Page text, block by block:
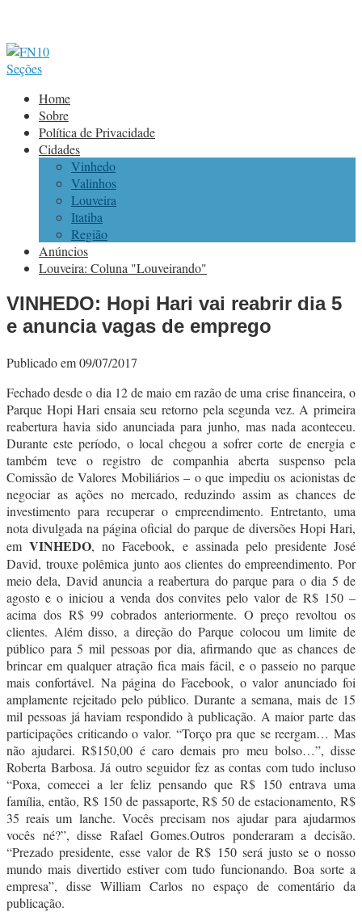
Seções
Home
Sobre
Política de Privacidade
Cidades
Vinhedo
Valinhos
Louveira
Itatiba
Região
Anúncios
Louveira: Coluna "Louveirando"
VINHEDO: Hopi Hari vai reabrir dia 5
e anuncia vagas de emprego
Publicado em 09/07/2017
Fechado desde o dia 12 de maio em razão de uma crise financeira, o
Parque Hopi Hari ensaia seu retorno pela segunda vez. A primeira
reabertura havia sido anunciada para junho, mas nada aconteceu.
Durante este período, o local chegou a sofrer corte de energia e
também teve o registro de companhia aberta suspenso pela
Comissão de Valores Mobiliários – o que impediu os acionistas de
negociar as ações no mercado, reduzindo assim as chances de
investimento para recuperar o empreendimento. Entretanto, uma
nota divulgada na página oficial do parque de diversões Hopi Hari,
emVINHEDO, no Facebook, e assinada pelo presidente José
David, trouxe polêmica junto aos clientes do empreendimento. Por
meio dela, David anuncia a reabertura do parque para o dia 5 de
agosto e o iniciou a venda dos convites pelo valor de R$ 150 –
acima dos R$ 99 cobrados anteriormente. O preço revoltou os
clientes. Além disso, a direção do Parque colocou um limite de
público para 5 mil pessoas por dia, afirmando que as chances de
brincar em qualquer atração fica mais fácil, e o passeio no parque
mais confortável. Na página do Facebook, o valor anunciado foi
amplamente rejeitado pelo público. Durante a semana, mais de 15
mil pessoas já haviam respondido à publicação. A maior parte das
participações criticando o valor. “Torço pra que se reergam… Mas
não ajudarei. R$150,00 é caro demais pro meu bolso…”, disse
Roberta Barbosa. Já outro seguidor fez as contas com tudo incluso
“Poxa, comecei a ler feliz pensando que R$ 150 entrava uma
família, então, R$ 150 de passaporte, R$ 50 de estacionamento, R$
35 reais um lanche. Vocês precisam nos ajudar para ajudarmos
vocês né?”, disse Rafael Gomes.Outros ponderaram a decisão.
“Prezado presidente, esse valor de R$ 150 será justo se o nosso
mundo mais divertido estiver com tudo funcionando. Boa sorte a
empresa”, disse William Carlos no espaço de comentário da
publicação.